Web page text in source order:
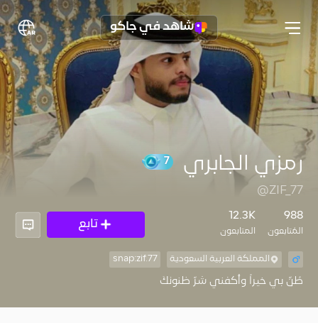
شاهد في جاكو
رمزي الجابري
@ZIF_77
988
المُتابعون
12.3K
المتابعون
تابع
المملكة العربية السعودية snap:zif.77
طُنّ بي خيراً وأكفني شرّ ظنونكَ